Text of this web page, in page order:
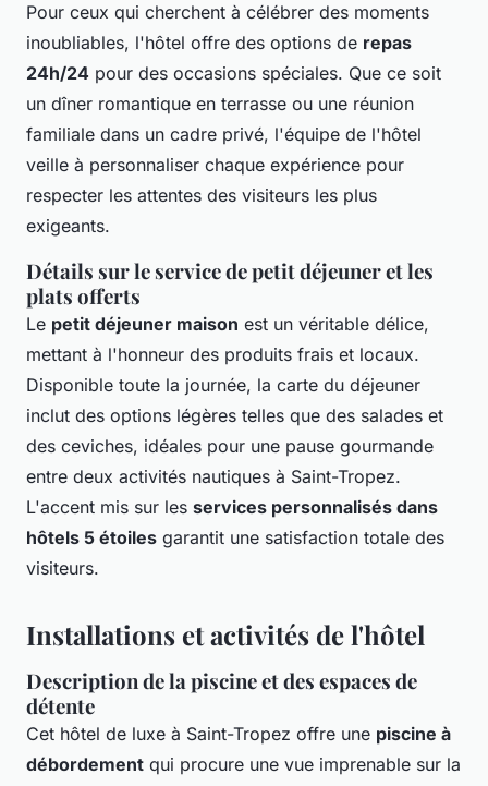
Pour ceux qui cherchent à célébrer des moments
inoubliables, l'hôtel offre des options de repas
24h/24 pour des occasions spéciales. Que ce soit
un dîner romantique en terrasse ou une réunion
familiale dans un cadre privé, l'équipe de l'hôtel
veille à personnaliser chaque expérience pour
respecter les attentes des visiteurs les plus
exigeants.
Détails sur le service de petit déjeuner et les
plats offerts
Le petit déjeuner maison est un véritable délice,
mettant à l'honneur des produits frais et locaux.
Disponible toute la journée, la carte du déjeuner
inclut des options légères telles que des salades et
des ceviches, idéales pour une pause gourmande
entre deux activités nautiques à Saint-Tropez.
L'accent mis sur les services personnalisés dans
hôtels 5 étoiles garantit une satisfaction totale des
visiteurs.
Installations et activités de l'hôtel
Description de la piscine et des espaces de
détente
Cet hôtel de luxe à Saint-Tropez offre une piscine à
débordement qui procure une vue imprenable sur la